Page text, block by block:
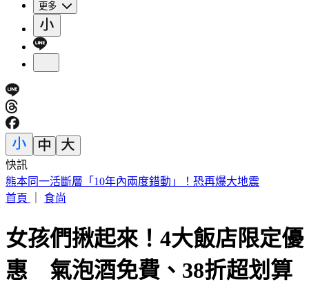
更多
快訊
韓足協爆刷公卡「性招待」10外籍裁判 獲世界盃等7預選賽
不敗
女孩們揪起來！4大飯店限定優
惠 氣泡酒免費、38折超划算